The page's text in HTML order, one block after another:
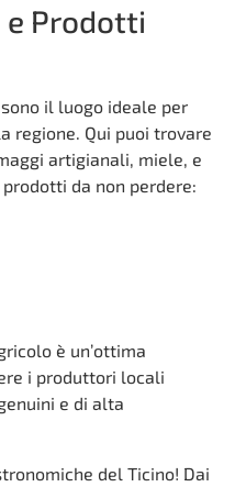
Prodotti
il luogo ideale per
regione. Qui puoi trovare
artigianali, miele, e
da non perdere:
è un’ottima
i produttori locali
e di alta
del Ticino! Dai